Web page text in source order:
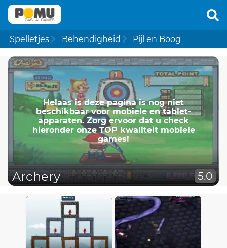
Spelletjes Behendigheid Pijl en Boog
Helaas is deze pagina is nog niet
beschikbaar voor mobiele en tablet-
apparaten. Zorg ervoor dat u check
hieronder onze TOP kwaliteit mobiele
games!
Archery 5.0